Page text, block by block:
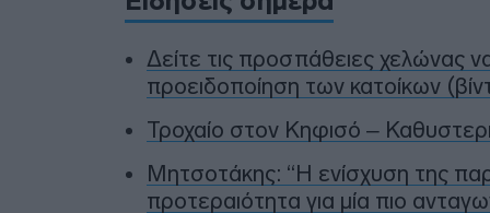
Δείτε τις προσπάθειες χελώνας
προειδοποίηση των κατοίκων
Τροχαίο στον Κηφισό –
Μητσοτάκης: “Η ενίσχυση της
προτεραιότητα για μία πιο